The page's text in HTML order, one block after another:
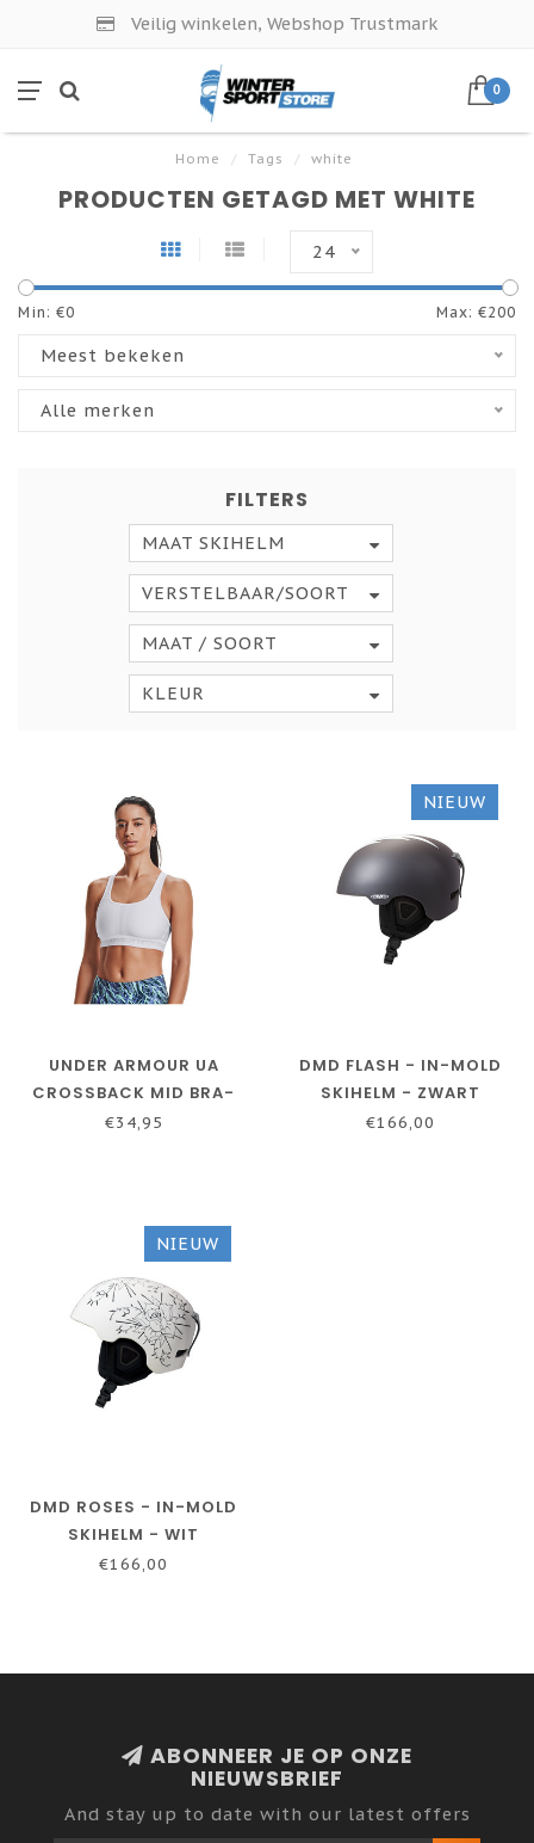
Veilig winkelen, Webshop Trustmark
0
Home / Tags / white
PRODUCTEN GETAGD MET WHITE
24
Min: €0 Max: €200
Meest bekeken
Alle merken
FILTERS
MAAT SKIHELM
VERSTELBAAR/SOORT
MAAT / SOORT
KLEUR
UNDER ARMOUR UA
CROSSBACK MID BRA-
WIT - DAMES SPORTBH
€34,95
NIEUW
DMD FLASH - IN-MOLD
SKIHELM - ZWART
€166,00
NIEUW
DMD ROSES - IN-MOLD
SKIHELM - WIT
€166,00
ABONNEER JE OP ONZE
NIEUWSBRIEF
And stay up to date with our latest offers